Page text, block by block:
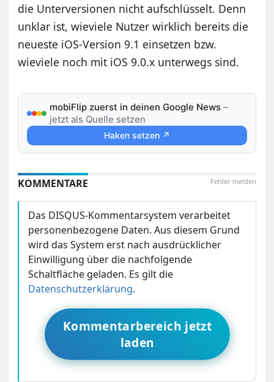
die Unterversionen nicht aufschlüsselt. Denn
unklar ist, wieviele Nutzer wirklich bereits die
neueste iOS-Version 9.1 einsetzen bzw.
wieviele noch mit iOS 9.0.x unterwegs sind.
mobiFlip zuerst in deinen Google News –
jetzt als Quelle setzen
Haken setzen ↗
Fehler melden
KOMMENTARE
Das DISQUS-Kommentarsystem verarbeitet
personenbezogene Daten. Aus diesem Grund
wird das System erst nach ausdrücklicher
Einwilligung über die nachfolgende
Schaltfläche geladen. Es gilt die
Datenschutzerklärung.
Kommentarbereich jetzt
laden